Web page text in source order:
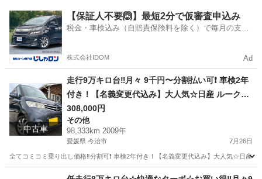
香川 観音寺市 その他 お買い得
【保証人不要🙆】最短2分で仮審査申込み
税金・車検込み（自賠責保険料を除く）で毎月の支払
株式会社IDOM Ad
中古車
走行9万キロ台‼️月々 9千円〜分割払い可❗️ 車検2年
付き！【名義変更代込み】大人気☆日産 ルークス
ハイウェイスター☆HDDナビ付き☆走行中DVD見
れます☆ETC付き☆電動スライドドア☆ドラレコ
付き☆スマートキー☆フルオートエアコン☆純正
308,000円
その他
98,333km 2009年
愛媛県 今治市 7月26日
全てコミコミ乗り出し価格‼️分割可❗️ 車検2年付き！【名義変更代込み】大人気☆日
その他 走行距離